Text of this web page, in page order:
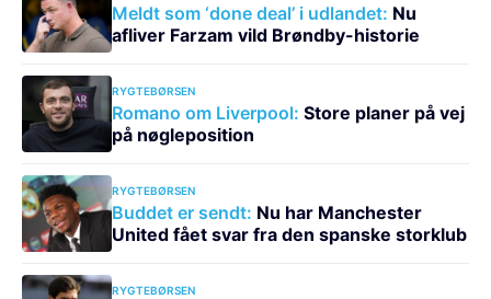
Meldt som ‘done deal’ i udlandet: Nu
afliver Farzam vild Brøndby-historie
RYGTEBØRSEN
Romano om Liverpool: Store planer på vej
på nøgleposition
RYGTEBØRSEN
Buddet er sendt: Nu har Manchester
United fået svar fra den spanske storklub
RYGTEBØRSEN